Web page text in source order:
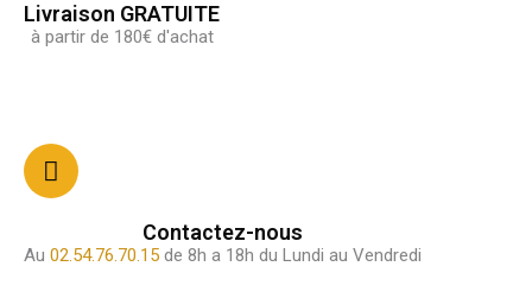
Livraison GRATUITE
à partir de 180€ d'achat
Contactez-nous
Au 02.54.76.70.15 de 8h a 18h du Lundi au Vendredi